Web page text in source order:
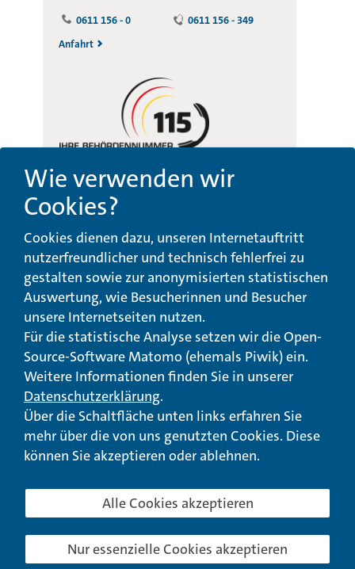
0611 156 - 0
0611 156 - 349
Anfahrt
Anregungs- und
Qualitätsmanagement
Barrierefreiheit
© Landeswohlfahrtsverband Hessen 2026
Impressum Seitenübersicht Seite drucken
nach oben
Wie verwenden wir
Cookies?
Cookies dienen dazu, unseren Internetauftritt
nutzerfreundlicher und technisch fehlerfrei zu
gestalten sowie zur anonymisierten statistischen
Auswertung, wie Besucherinnen und Besucher
unsere Internetseiten nutzen.
Für die statistische Analyse setzen wir die Open-
Source-Software Matomo (ehemals Piwik) ein.
Weitere Informationen finden Sie in unserer
Datenschutzerklärung.
Über die Schaltfläche unten links erfahren Sie
mehr über die von uns genutzten Cookies. Diese
können Sie akzeptieren oder ablehnen.
Nur essenzielle Cookies akzeptieren
Alle Cookies akzeptieren